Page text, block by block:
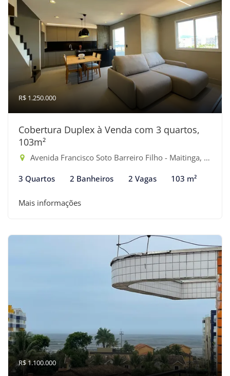
R$ 1.250.000
Cobertura Duplex à Venda com 3 quartos,
103m²
Avenida Francisco Soto Barreiro Filho - Maitinga, Bertioga-SP
3 Quartos 2 Banheiros 2 Vagas 103 m²
Mais informações
R$ 1.100.000